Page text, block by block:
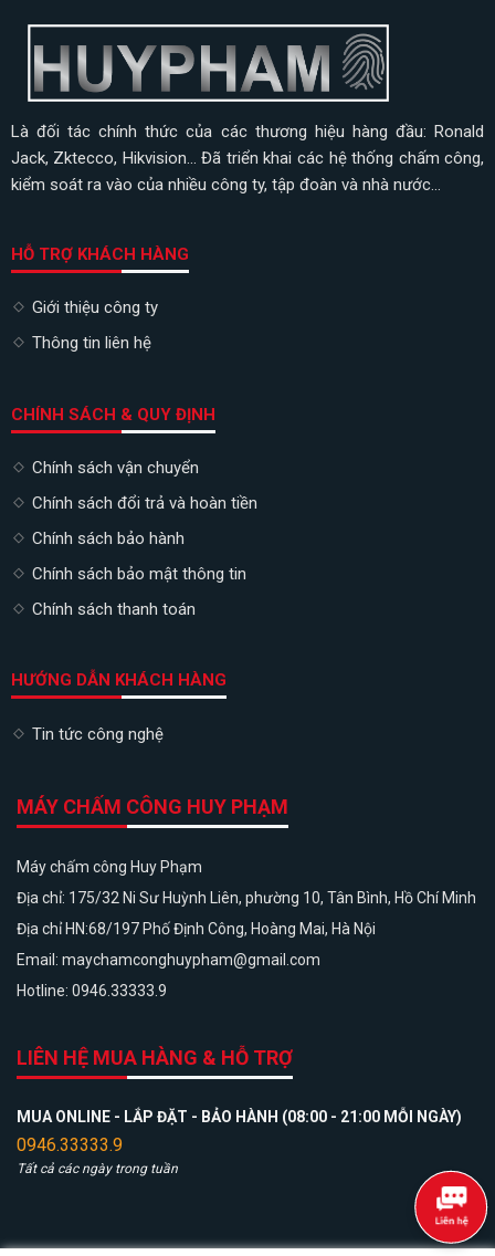
Là đối tác chính thức của các thương hiệu hàng đầu: Ronald
Jack, Zktecco, Hikvision... Đã triển khai các hệ thống chấm công,
kiểm soát ra vào của nhiều công ty, tập đoàn và nhà nước...
HỖ TRỢ KHÁCH HÀNG
Giới thiệu công ty
Thông tin liên hệ
CHÍNH SÁCH & QUY ĐỊNH
Chính sách vận chuyển
Chính sách đổi trả và hoàn tiền
Chính sách bảo hành
Chính sách bảo mật thông tin
Chính sách thanh toán
HƯỚNG DẪN KHÁCH HÀNG
Tin tức công nghệ
MÁY CHẤM CÔNG HUY PHẠM
Máy chấm công Huy Phạm
Địa chỉ: 175/32 Ni Sư Huỳnh Liên, phường 10, Tân Bình, Hồ Chí Minh
Địa chỉ HN:68/197 Phố Định Công, Hoàng Mai, Hà Nội
Email: maychamconghuypham@gmail.com
Hotline: 0946.33333.9
LIÊN HỆ MUA HÀNG & HỖ TRỢ
MUA ONLINE - LẮP ĐẶT - BẢO HÀNH (08:00 - 21:00 MỖI NGÀY)
0946.33333.9
Tất cả các ngày trong tuần